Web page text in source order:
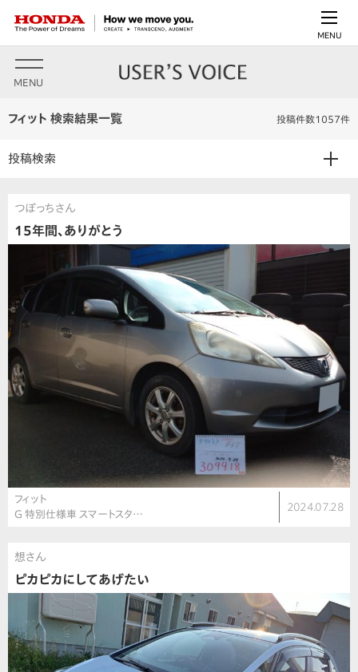
MENU
MENU
フィット 検索結果一覧 投稿件数1057件
投稿検索
つぼっちさん
15年間、ありがとう
フィット
G 特別仕様車 スマートスタ…
2024.07.28
想さん
ピカピカにしてあげたい